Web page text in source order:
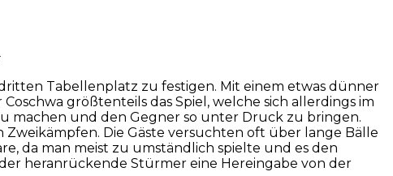
Tabellenplatz zu festigen. Mit einem etwas dünner
größtenteils das Spiel, welche sich allerdings im
machen und den Gegner so unter Druck zu bringen.
Die Gäste versuchten oft über lange Bälle
da man meist zu umständlich spielte und es den
heranrückende Stürmer eine Hereingabe von der